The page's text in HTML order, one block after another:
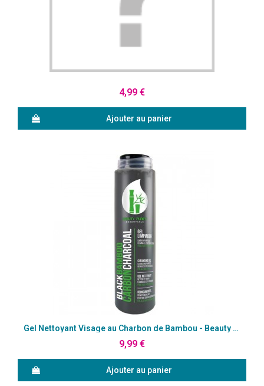
4,99 €
Ajouter au panier
Aperçu rapide Gel Nettoyant Visage au Charbon de Bambou - Beauty Purify
9,99 €
Ajouter au panier